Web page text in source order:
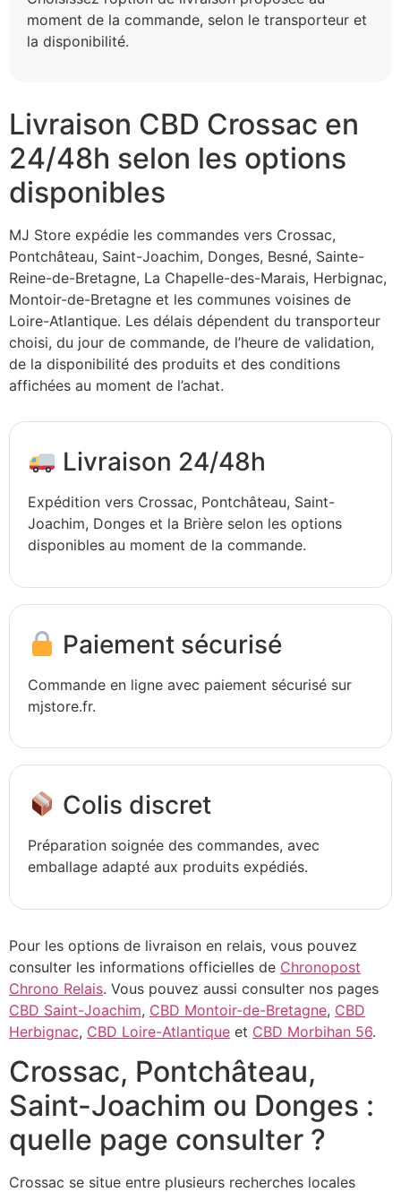
moment de la commande, selon le transporteur et
la disponibilité.
Livraison CBD Crossac en
24/48h selon les options
disponibles
MJ Store expédie les commandes vers Crossac,
Pontchâteau, Saint-Joachim, Donges, Besné, Sainte-
Reine-de-Bretagne, La Chapelle-des-Marais, Herbignac,
Montoir-de-Bretagne et les communes voisines de
Loire-Atlantique. Les délais dépendent du transporteur
choisi, du jour de commande, de l’heure de validation,
de la disponibilité des produits et des conditions
affichées au moment de l’achat.
Livraison 24/48h
Expédition vers Crossac, Pontchâteau, Saint-
Joachim, Donges et la Brière selon les options
disponibles au moment de la commande.
Paiement sécurisé
Commande en ligne avec paiement sécurisé sur
mjstore.fr.
Colis discret
Préparation soignée des commandes, avec
emballage adapté aux produits expédiés.
Pour les options de livraison en relais, vous pouvez
consulter les informations officielles de Chronopost
Chrono Relais. Vous pouvez aussi consulter nos pages
CBD Saint-Joachim, CBD Montoir-de-Bretagne, CBD
Herbignac, CBD Loire-Atlantique et CBD Morbihan 56.
Crossac, Pontchâteau,
Saint-Joachim ou Donges :
quelle page consulter ?
Crossac se situe entre plusieurs recherches locales